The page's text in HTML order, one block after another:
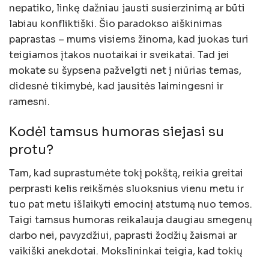
nepatiko, linkę dažniau jausti susierzinimą ar būti
labiau konfliktiški. Šio paradokso aiškinimas
paprastas – mums visiems žinoma, kad juokas turi
teigiamos įtakos nuotaikai ir sveikatai. Tad jei
mokate su šypsena pažvelgti net į niūrias temas,
didesnė tikimybė, kad jausitės laimingesni ir
ramesni.
Kodėl tamsus humoras siejasi su
protu?
Tam, kad suprastumėte tokį pokštą, reikia greitai
perprasti kelis reikšmės sluoksnius vienu metu ir
tuo pat metu išlaikyti emocinį atstumą nuo temos.
Taigi tamsus humoras reikalauja daugiau smegenų
darbo nei, pavyzdžiui, paprasti žodžių žaismai ar
vaikiški anekdotai. Mokslininkai teigia, kad tokių